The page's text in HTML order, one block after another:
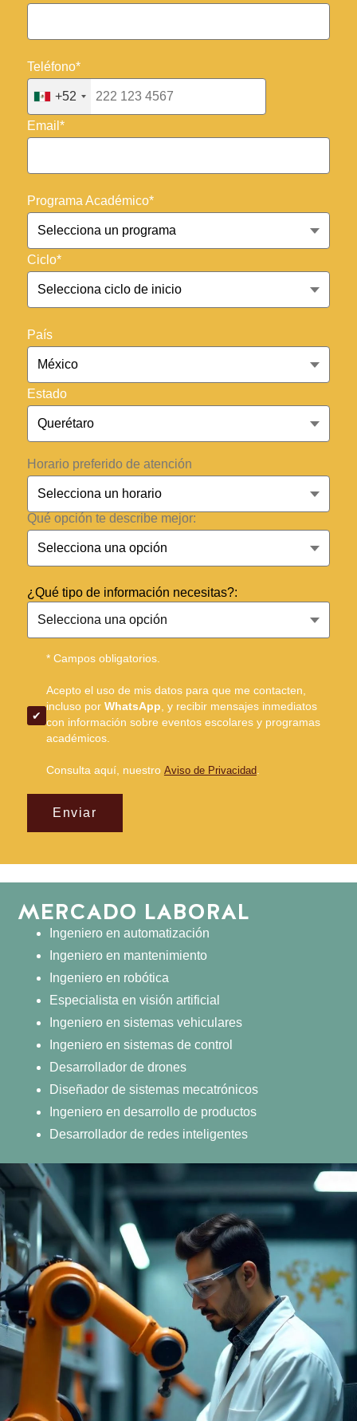
Teléfono*
+52
Email*
Programa Académico*
Ciclo*
País
Estado
Horario preferido de atención
Qué opción te describe mejor:
¿Qué tipo de información necesitas?:
* Campos obligatorios.
Acepto el uso de mis datos para que me contacten,
incluso por WhatsApp , y recibir mensajes inmediatos
con información sobre eventos escolares y programas
académicos.
Consulta aquí, nuestro Aviso de Privacidad.
Enviar
MERCADO LABORAL
Ingeniero en automatización
Ingeniero en mantenimiento
Ingeniero en robótica
Especialista en visión artificial
Ingeniero en sistemas vehiculares
Ingeniero en sistemas de control
Desarrollador de drones
Diseñador de sistemas mecatrónicos
Ingeniero en desarrollo de productos
Desarrollador de redes inteligentes